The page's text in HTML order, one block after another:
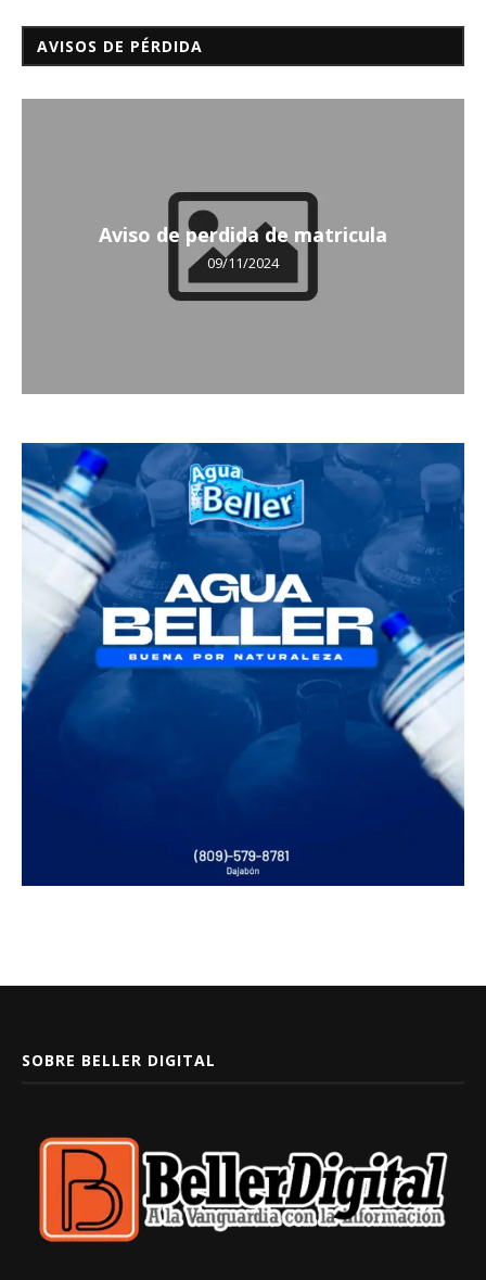
AVISOS DE PÉRDIDA
Aviso de perdida de matricula
09/11/2024
SOBRE BELLER DIGITAL